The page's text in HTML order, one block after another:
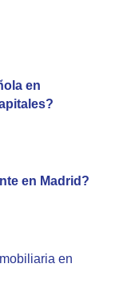
en
en Madrid?
en